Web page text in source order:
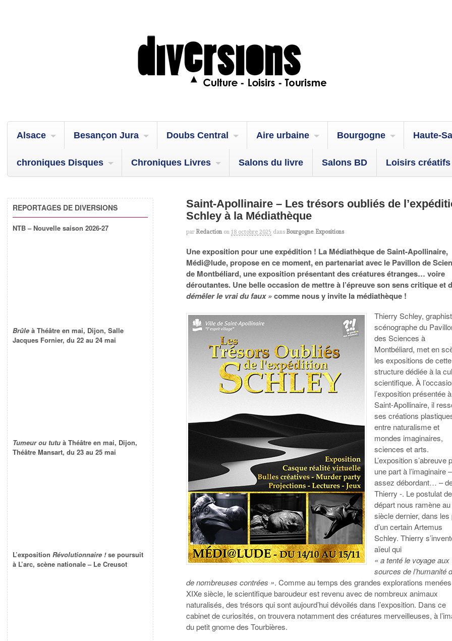
Alsace Besançon Jura Doubs Central Aire urbaine Bourgogne Haute-
chroniques Disques Chroniques Livres Salons du livre Salons BD Loisirs créatifs
Saint-Apollinaire – Les trésors oubliés de
Schley à la Médiathèque
par Redaction on 18 octobre 2025 dans Bourgogne,Expositions
Une exposition pour une expédition ! La Médiathèque de Saint-Apollinaire,
Médi@lude, propose en ce moment, en partenariat avec le Pavillon de
de Montbéliard, une exposition présentant des créatures étranges… voire
déroutantes. Une belle occasion de mettre à l’épreuve son sens critique et
démêler le vrai du faux»comme nous y invite la médiathèque !
ThierrySchley,
scénographe du
des Sciences à
Montbéliard, met en
les expositions de cette
structure dédiée à la
scientifique. À
l’exposition présentée à
Saint-Apollinaire, il
ses créations
entre naturalisme et
mondes imaginaires,
sciences et arts.
L’exposition s’abreuve
une part à l’imaginaire –
assez débordant… –
Thierry -. Le postulat de
départ nous ramène au
siècle dernier, dans les
d’un certain Artemus
Schley. Thierry
aïeul qui
« a tenté le voyage aux
sources de l’humanité
de nombreuses contrées ». Comme au temps des grandes explorations
XIXe siècle, le scientifique baroudeur est revenu avec de nombreux animaux
naturalisés, des trésors qui sont aujourd’hui dévoilés dans l’exposition. Dans ce
cabinet de curiosités, on trouvera notamment des créatures merveilleuses, à
du petit gnome des Tourbières.
REPORTAGES DE DIVERSIONS
NTB – Nouvelle saison 2026-27
Brûle à Théâtre en mai, Dijon, Salle
Jacques Fornier, du 22 au 24 mai
Tumeur ou tutu à Théâtre en mai, Dijon,
Théâtre Mansart, du 23 au 25 mai
L’exposition Révolutionnaire !se poursuit
à L’arc, scène nationale – Le Creusot